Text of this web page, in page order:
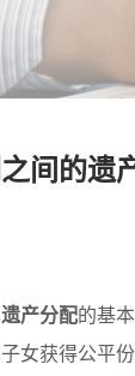
间的遗
遗产分配的基
女获得公平